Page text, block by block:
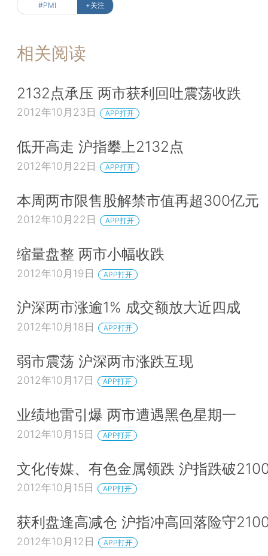
#PMI +关注
相关阅读
2132点承压 两市获利回吐震荡收跌
2012年10月23日 APP打开
低开高走 沪指攀上2132点
2012年10月22日 APP打开
本周两市限售股解禁市值再超300亿元
2012年10月22日 APP打开
缩量盘整 两市小幅收跌
2012年10月19日 APP打开
沪深两市涨逾1% 成交额放大近四成
2012年10月18日 APP打开
弱市震荡 沪深两市涨跌互现
2012年10月17日 APP打开
业绩地雷引爆 两市遭遇黑色星期一
2012年10月15日 APP打开
文化传媒、有色金属领跌 沪指跌破
2012年10月15日 APP打开
获利盘逢高减仓 沪指冲高回落险守
2012年10月12日 APP打开